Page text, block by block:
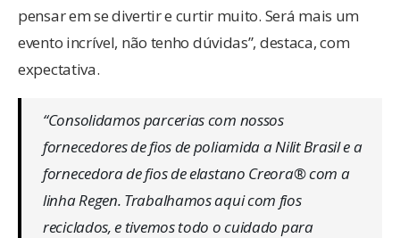
pensar em se divertir e curtir muito. Será mais um
evento incrível, não tenho dúvidas”, destaca, com
expectativa.
“Consolidamos parcerias com nossos
fornecedores de fios de poliamida a Nilit Brasil e a
fornecedora de fios de elastano Creora® com a
linha Regen. Trabalhamos aqui com fios
reciclados, e tivemos todo o cuidado para